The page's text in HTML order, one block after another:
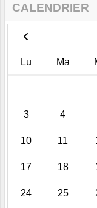
CALENDRIER
Lu Ma
3 4
10 11
17 18
24 25